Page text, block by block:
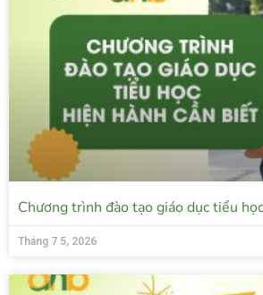
Chương trình đào tạo giáo dục tiểu
Tháng 7 5, 2026